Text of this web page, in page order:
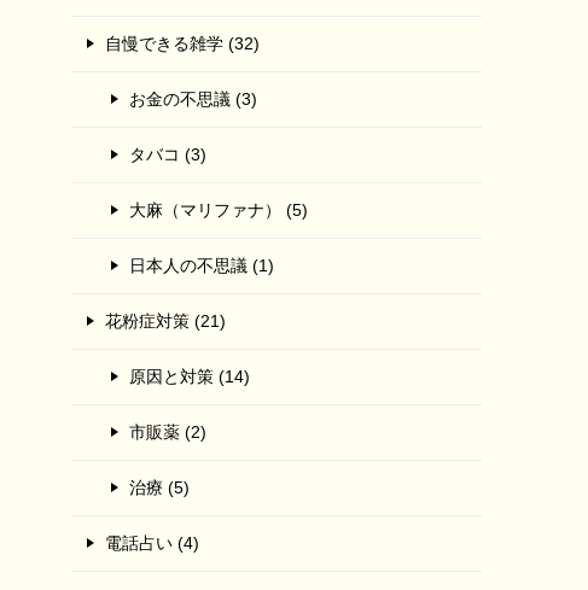
自慢できる雑学 (32)
お金の不思議 (3)
タバコ (3)
大麻（マリファナ） (5)
日本人の不思議 (1)
花粉症対策 (21)
原因と対策 (14)
市販薬 (2)
治療 (5)
電話占い (4)